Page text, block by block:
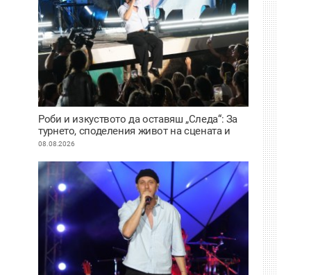
Роби и изкуството да оставяш „Следа“: За
турнето, споделения живот на сцената и
искуствения интелект
08.08.2026